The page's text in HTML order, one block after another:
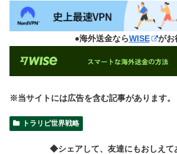
●海外送金ならWISE がお
※当サイトには広告を含む記事があります。
トラリピ世界戦略
◆シェアして、友達にもおしえ